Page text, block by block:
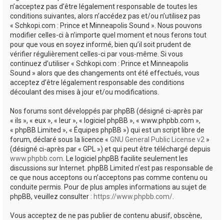
n’acceptez pas d’être légalement responsable de toutes les
conditions suivantes, alors n’accédez pas et/ou n’utilisez pas
« Schkopi.com : Prince et Minneapolis Sound ». Nous pouvons
modifier celles-ci à n’importe quel moment et nous ferons tout
pour que vous en soyez informé, bien qu’il soit prudent de
vérifier régulièrement celles-ci par vous-même. Si vous
continuez d’utiliser « Schkopi.com : Prince et Minneapolis
Sound » alors que des changements ont été effectués, vous
acceptez d’être légalement responsable des conditions
découlant des mises à jour et/ou modifications.
Nos forums sont développés par phpBB (désigné ci-après par
« ils », « eux », « leur », « logiciel phpBB », « www.phpbb.com »,
« phpBB Limited », « Équipes phpBB ») qui est un script libre de
forum, déclaré sous la licence « GNU General Public License v2 »
(désigné ci-après par « GPL ») et qui peut être téléchargé depuis
www.phpbb.com . Le logiciel phpBB facilite seulement les
discussions sur Internet. phpBB Limited n’est pas responsable de
ce que nous acceptons ou n’acceptons pas comme contenu ou
conduite permis. Pour de plus amples informations au sujet de
phpBB, veuillez consulter : https://www.phpbb.com/
Vous acceptez de ne pas publier de contenu abusif, obscène,